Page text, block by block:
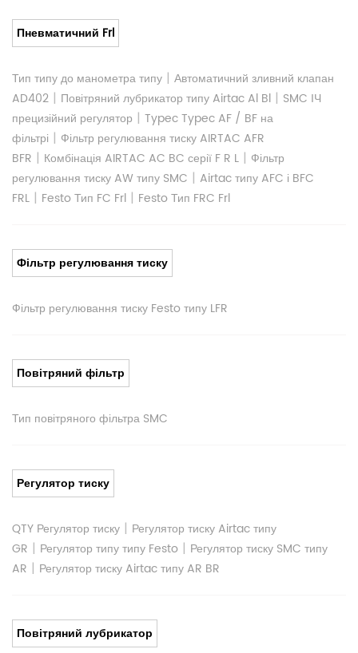
Пневматичний Frl
Тип типу до манометра типу | Автоматичний зливний клапан
AD402 | Повітряний лубрикатор типу Airtac Al Bl | SMC ІЧ
прецизійний регулятор | Typec Typec AF / BF на
фільтрі | Фільтр регулювання тиску AIRTAC AFR
BFR | Комбінація AIRTAC AC BC серії F R L | Фільтр
регулювання тиску AW типу SMC | Airtac типу AFC і BFC
FRL | Festo Тип FC Frl | Festo Тип FRC Frl
Фільтр регулювання тиску
Фільтр регулювання тиску Festo типу LFR
Повітряний фільтр
Тип повітряного фільтра SMC
Регулятор тиску
QTY Регулятор тиску | Регулятор тиску Airtac типу
GR | Регулятор типу типу Festo | Регулятор тиску SMC типу
AR | Регулятор тиску Airtac типу AR BR
Повітряний лубрикатор